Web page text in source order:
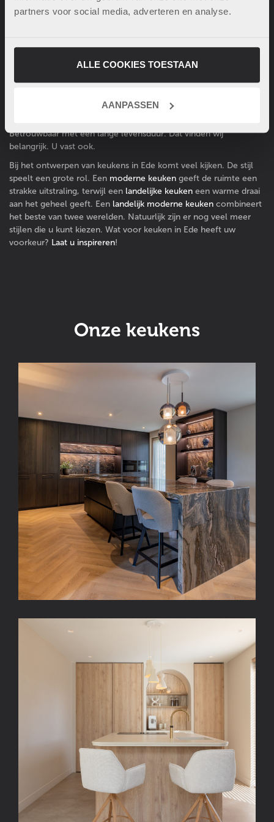
partners voor social media, adverteren en analyse.
ALLE COOKIES TOESTAAN
AANPASSEN
volgen we op de voet. We kennen niet alleen stijltrends, maar
maken ook gebruik van de laatste technologie. Denk aan Wave
gegarandeerd de beste apparatuur. Ook als u niet voor een luxe
Betrouwbaar met een lange levensduur. Dat vinden wij
belangrijk. U vast ook.
Bij het ontwerpen van keukens in Ede komt veel kijken. De stijl
speelt een grote rol. Een moderne keuken geeft de ruimte een
strakke uitstraling, terwijl een landelijke keuken een warme draai
aan het geheel geeft. Een landelijk moderne keuken combineert
het beste van twee werelden. Natuurlijk zijn er nog veel meer
stijlen die u kunt kiezen. Wat voor keuken in Ede heeft uw
voorkeur? Laat u inspireren!
Onze keukens